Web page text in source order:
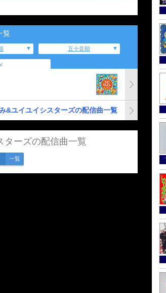
覧
五十音順
&ユイユイシスターズの配信曲一覧
ターズの配信曲一覧
一覧